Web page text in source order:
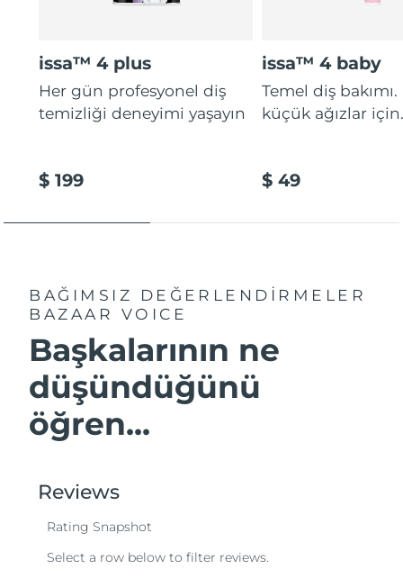
issa™ 4 plus
Her gün profesyonel diş
temizliği deneyimi yaşayın
$ 199
issa™ 4 baby
Temel diş
küçük ağızlar
$ 49
BAĞIMSIZ DEĞERLENDİRMELER
BAZAAR VOICE
Başkalarının ne
düşündüğünü
öğren...